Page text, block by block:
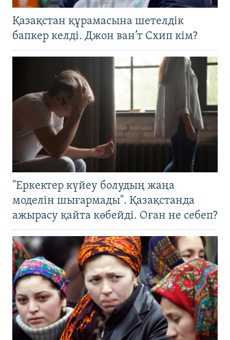
Қазақстан құрамасына шетелдік
бапкер келді. Джон ван’т Схип кім?
"Еркектер күйеу болудың жаңа
моделін шығармады". Қазақстанда
ажырасу қайта көбейді. Оған не себеп?